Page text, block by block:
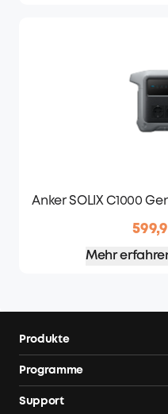
Anker SOLIX C1000
Mehr
Produkte
Balkonkraftwerk mit
Programme
Support